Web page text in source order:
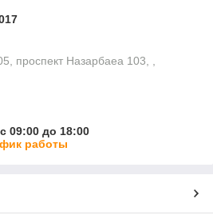
проспект Назарбаеа 103, ,
09:00 до 18:00
работы